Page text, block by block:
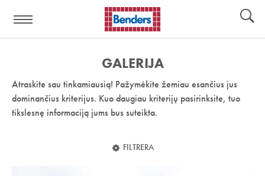
nuoroda:
GALERIJA
Atraskite sau tinkamiausią! Pažymėkite žemiau esančius jus
dominančius kriterijus. Kuo daugiau kriterijų pasirinksite, tuo
tikslesnę informaciją jums bus suteikta.
FILTRERA